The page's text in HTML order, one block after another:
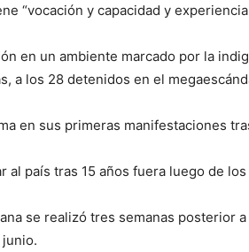
“vocación y capacidad y
en un ambiente marcado por la
a los 28 detenidos en el
en sus primeras manifestaciones
al país tras 15 años fuera luego de
se realizó tres semanas posterior